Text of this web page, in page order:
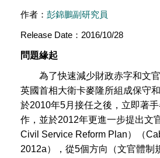
作者： 彭錦鵬副研究員
Release Date：2016/10/28
問題緣起
為了快速減少財政赤字和文官
英國首相大衛卡麥隆所組成保守
於2010年5月接任之後，立即著
作，並於2012年更進一步提出文
Civil Service Reform Plan）（
2012a），從5個方向（文官體制